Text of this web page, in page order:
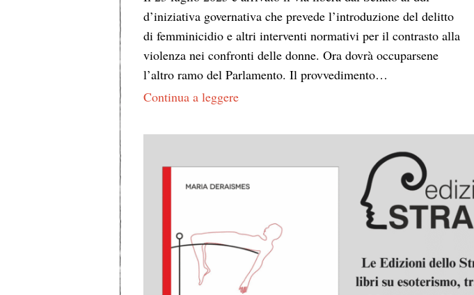
d’iniziativa governativa che prevede l’introduzione del delitto
di femminicidio e altri interventi normativi per il contrasto alla
violenza nei confronti delle donne. Ora dovrà occuparsene
l’altro ramo del Parlamento. Il provvedimento…
Continua a leggere